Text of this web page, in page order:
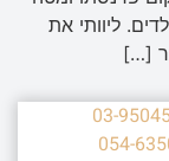
ליוותי את
[…]
03-
054-